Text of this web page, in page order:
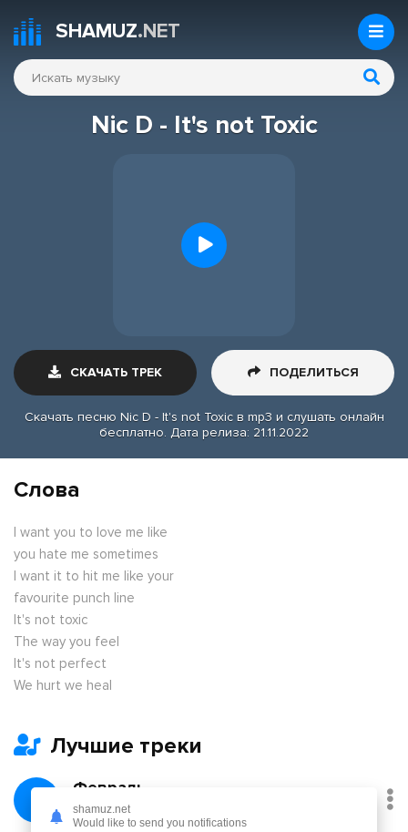
SHAMUZ.NET
Nic D - It's not Toxic
СКАЧАТЬ ТРЕК ПОДЕЛИТЬСЯ
Скачать песню Nic D - It's not Toxic в mp3 и слушать онлайн
бесплатно. Дата релиза: 21.11.2022
Слова
I want you to love me like
you hate me sometimes
I want it to hit me like your
favourite punch line
It's not toxic
The way you feel
It's not perfect
We hurt we heal
Лучшие треки
Февраль
Никита Киоссе, Фейгин
shamuz.net
Would like to send you notifications